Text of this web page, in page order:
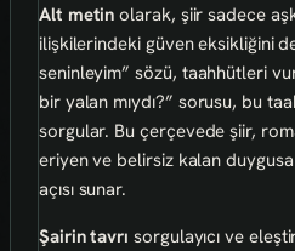
Alt metin olarak, şiir sadece
ilişkilerindeki güven eksikliğini
seninleyim” sözü, taahhütleri
bir yalan mıydı?” sorusu, bu
sorgular. Bu çerçevede şiir,
eriyen ve belirsiz kalan
açısı sunar.
Şairin tavrı sorgulayıcı ve